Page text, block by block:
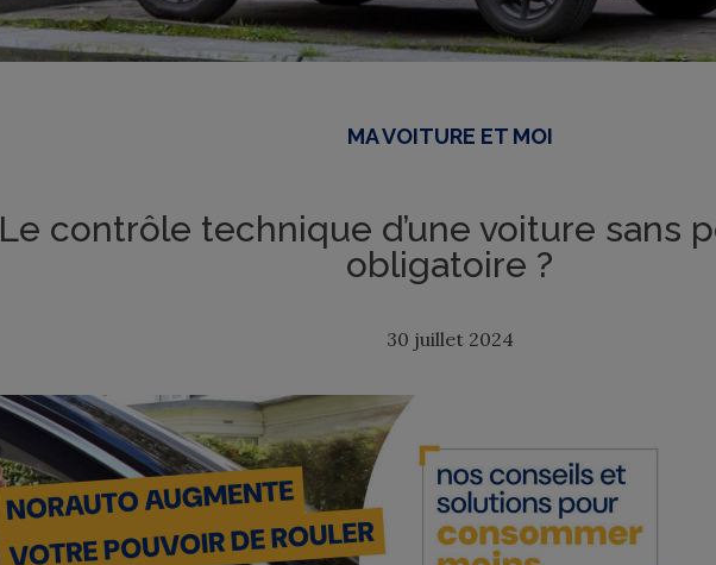
MA VOITURE ET MOI
Le contrôle technique d’une voiture sans
obligatoire ?
30 juillet 2024